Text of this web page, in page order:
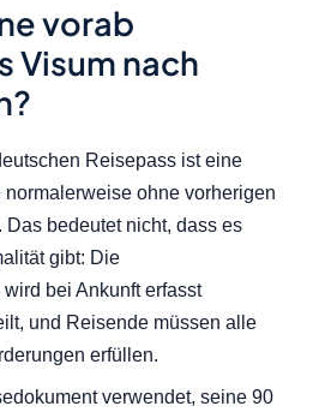
vorab
Visum nach
Reisepass ist eine
ohne vorherigen
bedeutet nicht, dass es
gibt: Die
bei Ankunft erfasst
und Reisende müssen alle
erfüllen.
verwendet, seine 90